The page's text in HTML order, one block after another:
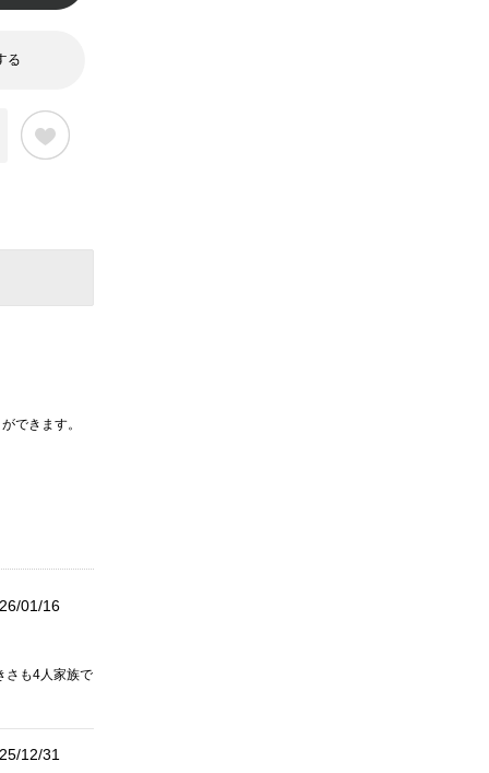
できます。
01/16
さも4人家族で
12/31